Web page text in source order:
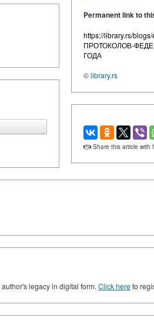
Permanent link to
https://library.rs/
ПРОТОКОЛОВ-
ГОДА
©library.rs
Share this article with
legacy in digital form. Click hereto